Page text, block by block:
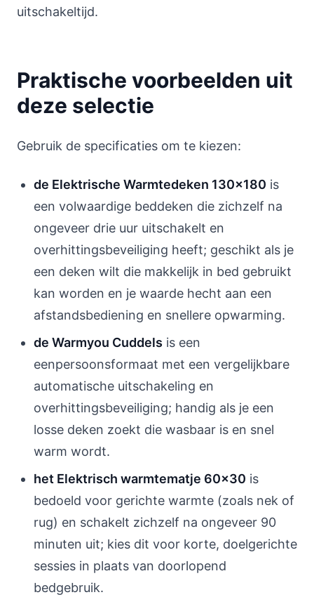
uitschakeltijd.
Praktische voorbeelden uit
deze selectie
Gebruik de specificaties om te kiezen:
de Elektrische Warmtedeken 130x180 is
een volwaardige beddeken die zichzelf na
ongeveer drie uur uitschakelt en
overhittingsbeveiliging heeft; geschikt als je
een deken wilt die makkelijk in bed gebruikt
kan worden en je waarde hecht aan een
afstandsbediening en snellere opwarming.
de Warmyou Cuddels is een
eenpersoonsformaat met een vergelijkbare
automatische uitschakeling en
overhittingsbeveiliging; handig als je een
losse deken zoekt die wasbaar is en snel
warm wordt.
het Elektrisch warmtematje 60×30 is
bedoeld voor gerichte warmte (zoals nek of
rug) en schakelt zichzelf na ongeveer 90
minuten uit; kies dit voor korte, doelgerichte
sessies in plaats van doorlopend
bedgebruik.